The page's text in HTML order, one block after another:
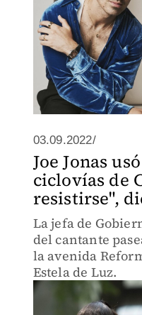
03.09.2022/
Joe Jonas
ciclovías de
resistirse",
La jefa de
del cantante
la avenida
Estela de Luz.